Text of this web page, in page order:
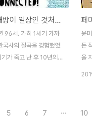
되어 있었는데 그 중 애
인 ‘바람과 함께 사라지
미첼(Margaret
로..
한
인
과
지
포
언제가 될까. 해방이 일상인 것처럼 되는 세상이
96세. 가히 1세기 가까
국사의 질곡을 경험했었
가 죽고 난 후 10년의
년대 여성 운동의 주
페
윤
든
을
첫
5 6 7 ··· 10